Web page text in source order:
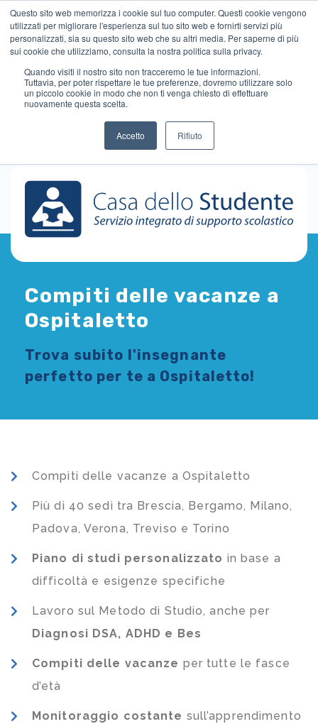
Questo sito web memorizza i cookie sul tuo computer. Questi cookie vengono
utilizzati per migliorare l'esperienza sul tuo sito web e fornirti servizi più
personalizzati, sia su questo sito web che su altri media. Per saperne di più
sui cookie che utilizziamo, consulta la nostra politica sulla privacy.
Quando visiti il ​​nostro sito non tracceremo le tue informazioni.
Tuttavia, per poter rispettare le tue preferenze, dovremo utilizzare solo
un piccolo cookie in modo che non ti venga chiesto di effettuare
nuovamente questa scelta.
Accetto Rifiuto
Compiti delle vacanze a
Ospitaletto
Trova subito l'insegnante
perfetto per te a Ospitaletto!
Compiti delle vacanze a Ospitaletto
Più di 40 sedi tra Brescia, Bergamo, Milano,
Padova, Verona, Treviso e Torino
Piano di studi personalizzato in base a
difficoltà e esigenze specifiche
Lavoro sul Metodo di Studio, anche per
Diagnosi DSA, ADHD e Bes
Compiti delle vacanze per tutte le fasce
d’età
Monitoraggio costante sull’apprendimento